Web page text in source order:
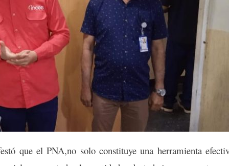
que el PNA,no solo constituye una herramienta